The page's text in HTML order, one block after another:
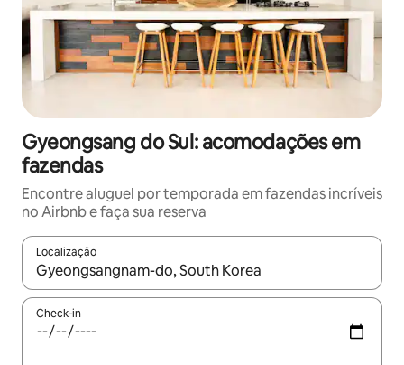
Gyeongsang do Sul: acomodações em
fazendas
Encontre aluguel por temporada em fazendas incríveis
no Airbnb e faça sua reserva
Localização
Quando os resultados estiverem disponíveis, explore-os
Check-in